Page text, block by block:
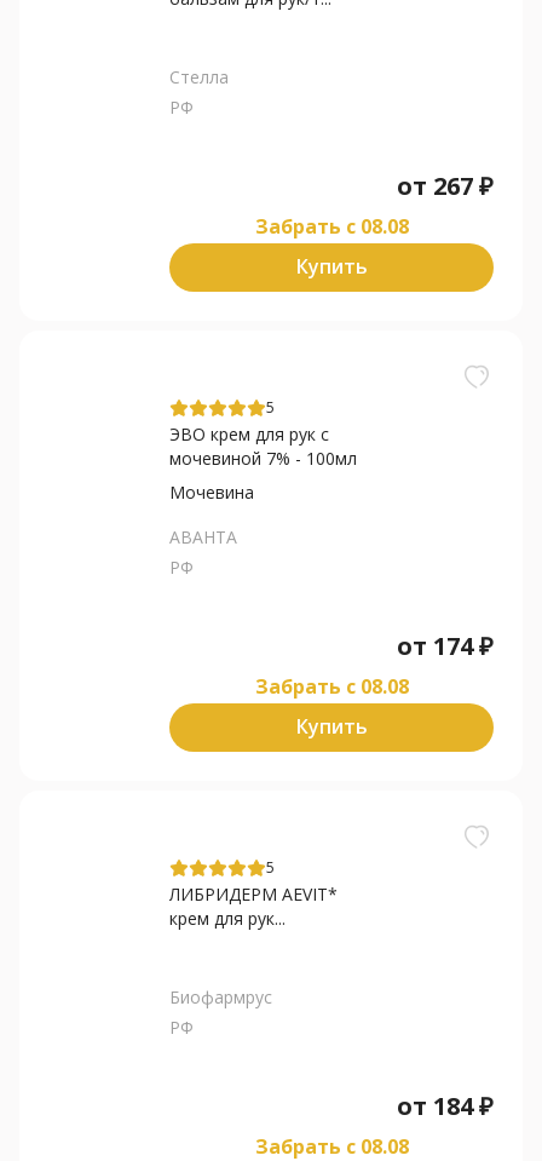
Стелла
РФ
от 267₽
Забрать c 08.08
Купить
5
ЭВО крем для рук с
мочевиной 7% - 100мл
Мочевина
АВАНТА
РФ
от 174₽
Забрать c 08.08
Купить
5
ЛИБРИДЕРМ AEVIT*
крем для рук...
Биофармрус
РФ
от 184₽
Забрать c 08.08